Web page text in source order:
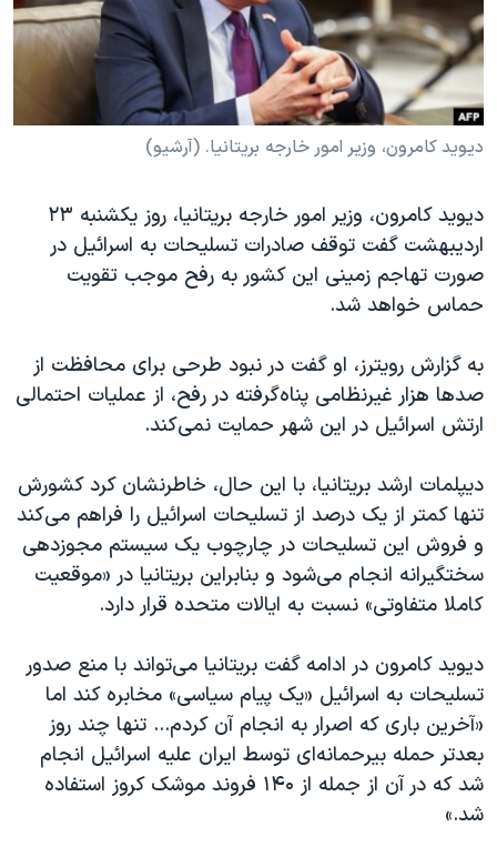
فرهنگ و زندگی
حقوق شهروندی
اقتصادی
علم و فناوری
گالری عکس
آرشیو پخش زنده
مستندها
انتخابات ریاست جمهوری آمریکا ۲۰۲۴
حمله جمهوری اسلامی به اسرائیل
رمز مهسا
اعتراضات زن، زندگی، آزادی
مجموعه مستندهای دادخواهی
تریبونال مردمی آبان ۹۸
چهل سال گروگان‌گیری
قانون شفافیت دارائی کادر رهبری ایران
اسرائیل در جنگ
نرگس محمدی برنده جایزه نوبل صلح
همایش محافظه‌کاران آمریکا «سی‌پک»
صفحه‌های ویژه
سفر پرزیدنت ترامپ به چین
دنبال کنید
دیوید کامرون، وزیر امور خارجه بریتانیا. (آرشیو)
دیوید کامرون، وزیر امور خارجه بریتانیا، روز یکشنبه ٢٣
اردیبهشت گفت توقف صادرات تسلیحات به اسرائیل در
صورت تهاجم زمینی این کشور به رفح موجب تقویت
حماس خواهد شد.
به گزارش رویترز، او گفت در نبود طرحی برای محافظت از
صدها هزار غیرنظامی پناه‌گرفته در رفح، از عملیات احتمالی
ارتش اسرائیل در این شهر حمایت نمی‌کند.
دیپلمات ارشد بریتانیا، با این حال، خاطرنشان کرد کشورش
تنها کمتر از یک درصد از تسلیحات اسرائیل را فراهم می‌کند
و فروش این تسلیحات در چارچوب یک سیستم مجوزدهی
سختگیرانه انجام می‌شود و بنابراین بریتانیا در «موقعیت
کاملا متفاوتی» نسبت به ایالات متحده قرار دارد.
دیوید کامرون در ادامه گفت بریتانیا می‌تواند با منع صدور
تسلیحات به اسرائیل «یک پیام سیاسی» مخابره کند اما
«آخرین باری که اصرار به انجام آن کردم... تنها چند روز
بعدتر حمله بیرحمانه‌ای توسط ایران علیه اسرائیل انجام
شد که در آن از جمله از ۱۴۰ فروند موشک کروز استفاده
شد.»